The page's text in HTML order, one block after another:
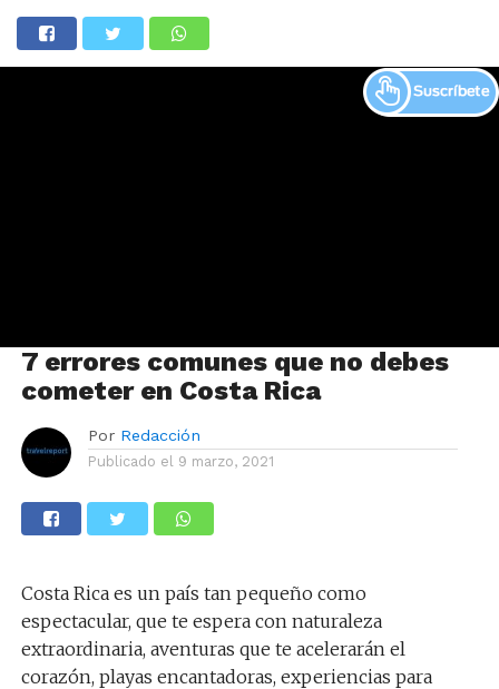
7 errores comunes que no debes
cometer en Costa Rica
Por Redacción
Publicado el 9 marzo, 2021
Costa Rica es un país tan pequeño como
espectacular, que te espera con naturaleza
extraordinaria, aventuras que te acelerarán el
corazón, playas encantadoras, experiencias para